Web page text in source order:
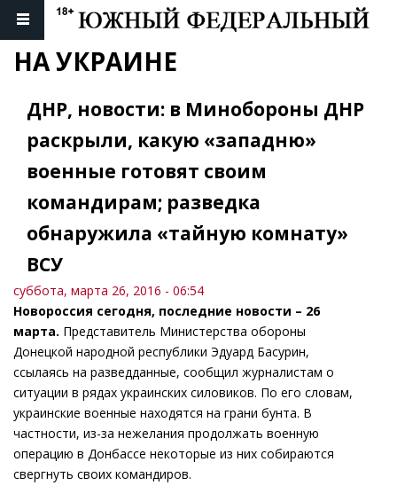
НА УКРАИНЕ
ДНР, новости: в Минобороны ДНР
раскрыли, какую «западню»
военные готовят своим
командирам; разведка
обнаружила «тайную комнату»
ВСУ
суббота, марта 26, 2016 - 06:54
Новороссия сегодня, последние новости – 26
марта. Представитель Министерства обороны
Донецкой народной республики Эдуард Басурин,
ссылаясь на разведданные, сообщил журналистам о
ситуации в рядах украинских силовиков. По его словам,
украинские военные находятся на грани бунта. В
частности, из-за нежелания продолжать военную
операцию в Донбассе некоторые из них собираются
свергнуть своих командиров.